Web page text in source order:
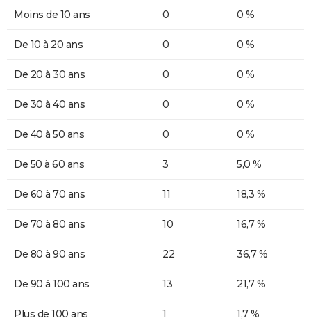
Moins de 10 ans 0 0 %
De 10 à 20 ans 0 0 %
De 20 à 30 ans 0 0 %
De 30 à 40 ans 0 0 %
De 40 à 50 ans 0 0 %
De 50 à 60 ans 3 5,0 %
De 60 à 70 ans 11 18,3 %
De 70 à 80 ans 10 16,7 %
De 80 à 90 ans 22 36,7 %
De 90 à 100 ans 13 21,7 %
Plus de 100 ans 1 1,7 %